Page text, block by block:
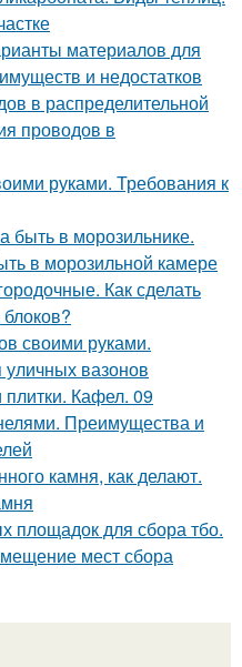
материалов для
и недостатков
в распределительной
проводов в
руками. Требования к
быть в морозильнике.
в морозильной камере
Как сделать
своими руками.
вазонов
Кафел. 09
Преимущества и
камня, как делают.
площадок для сбора тбо.
мест сбора